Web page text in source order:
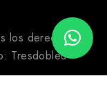
los derechos
Tresdobleu